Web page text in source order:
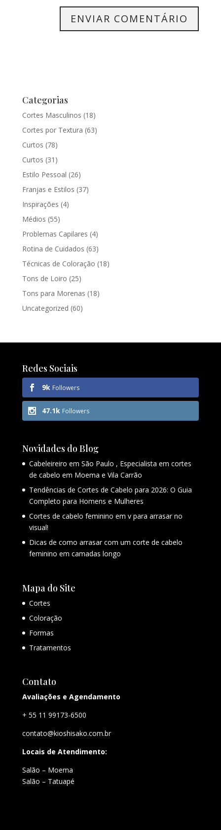
Categorias
Cortes Masculinos (18)
Cortes por Textura (63)
Curtos (78)
Curtos (31)
Estilo Pessoal (26)
Franjas e Estilos (37)
Inspirações (4)
Médios (55)
Problemas Capilares (4)
Rotina de Cuidados (63)
Técnicas de Coloração (18)
Tons de Loiro (25)
Tons para Morenas (18)
Uncategorized (60)
Redes Sociais
9k Followers
47.1k Followers
Novidades do Blog
Cabeleireiro em São Paulo , Especialista em cortes
de cabelo em Moema e Vila Carrão
Tendências de Cortes de Cabelo para 2026: O Guia
Completo para Homens e Mulheres
Cortes de cabelo feminino em v para arrasar no
visual!
Dicas de como arrasar com um corte de cabelo
feminino em camadas longo
Mapa do Site
Cortes
Coloração
Formas
Tratamentos
Contato
Avaliações e Agendamento
+ 55 11 99173-6500
contato@kioshisako.com.br
Locais de Atendimento:
Salão – Moema
Salão – Tatuapé